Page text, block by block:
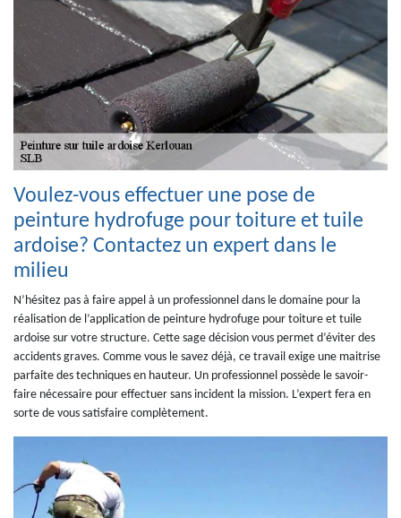
Voulez-vous effectuer une pose de
peinture hydrofuge pour toiture et tuile
ardoise? Contactez un expert dans le
milieu
N’hésitez pas à faire appel à un professionnel dans le domaine pour la
réalisation de l’application de peinture hydrofuge pour toiture et tuile
ardoise sur votre structure. Cette sage décision vous permet d’éviter des
accidents graves. Comme vous le savez déjà, ce travail exige une maitrise
parfaite des techniques en hauteur. Un professionnel possède le savoir-
faire nécessaire pour effectuer sans incident la mission. L’expert fera en
sorte de vous satisfaire complètement.